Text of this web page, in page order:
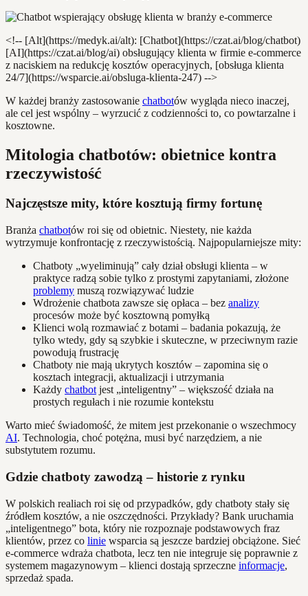
<!-- [Alt](https://medyk.ai/alt): [Chatbot](https://czat.ai/blog/chatbot)
[AI](https://czat.ai/blog/ai) obsługujący klienta w firmie e-commerce
z naciskiem na redukcję kosztów operacyjnych, [obsługa klienta
24/7](https://wsparcie.ai/obsluga-klienta-247) -->
W każdej branży zastosowanie chatbotów wygląda nieco inaczej,
ale cel jest wspólny – wyrzucić z codzienności to, co powtarzalne i
kosztowne.
Mitologia chatbotów: obietnice kontra
rzeczywistość
Najczęstsze mity, które kosztują firmy fortunę
Branża chatbotów roi się od obietnic. Niestety, nie każda
wytrzymuje konfrontację z rzeczywistością. Najpopularniejsze mity:
Chatboty „wyeliminują” cały dział obsługi klienta – w
praktyce radzą sobie tylko z prostymi zapytaniami, złożone
problemy muszą rozwiązywać ludzie
Wdrożenie chatbota zawsze się opłaca – bez analizy
procesów może być kosztowną pomyłką
Klienci wolą rozmawiać z botami – badania pokazują, że
tylko wtedy, gdy są szybkie i skuteczne, w przeciwnym razie
powodują frustrację
Chatboty nie mają ukrytych kosztów – zapomina się o
kosztach integracji, aktualizacji i utrzymania
Każdy chatbot jest „inteligentny” – większość działa na
prostych regułach i nie rozumie kontekstu
Warto mieć świadomość, że mitem jest przekonanie o wszechmocy
AI. Technologia, choć potężna, musi być narzędziem, a nie
substytutem rozumu.
Gdzie chatboty zawodzą – historie z rynku
W polskich realiach roi się od przypadków, gdy chatboty stały się
źródłem kosztów, a nie oszczędności. Przykłady? Bank uruchamia
„inteligentnego” bota, który nie rozpoznaje podstawowych fraz
klientów, przez co linie wsparcia są jeszcze bardziej obciążone. Sieć
e-commerce wdraża chatbota, lecz ten nie integruje się poprawnie z
systemem magazynowym – klienci dostają sprzeczne informacje,
sprzedaż spada.